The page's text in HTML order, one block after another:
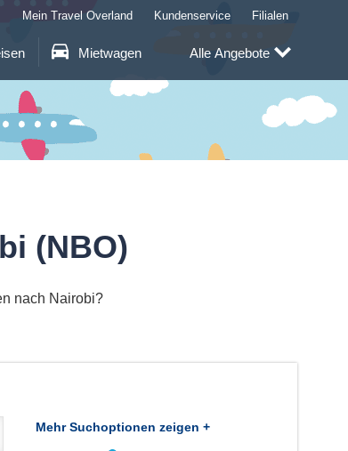
Mietwagen
Mein Travel Overland Kundenservice Filialen
Alle Angebote
(NBO)
nach Nairobi?
Mehr Suchoptionen zeigen +